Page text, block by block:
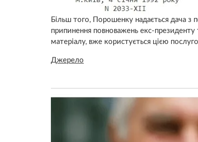
Більш того, Порошенку надається дача з
припинення повноважень екс-
матеріалу, вже користується цією
Джерело